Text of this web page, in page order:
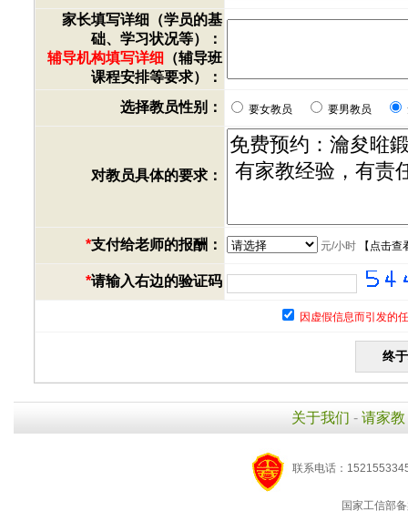
家长填写详细（学员的基
础、学习状况等）：
辅导机构填写详细 （辅导班
课程安排等要求）：
选择教员性别：
要女教员 要男教员
对教员具体的要求：
*支付给老师的报酬： 元/小时【 点击查
*请输入右边的验证码
因虚假信息而引发的
关于我们 - 请家教
联系电话：
国家工信部